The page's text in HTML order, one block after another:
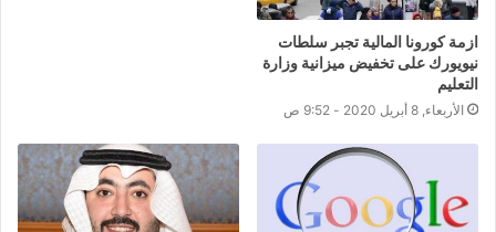
ازمة كورونا المالية تجبر سلطات
نيويورك على تخفيض ميزانية وزارة
التعليم
الأربعاء, 8 أبريل 2020 - 9:52 ص